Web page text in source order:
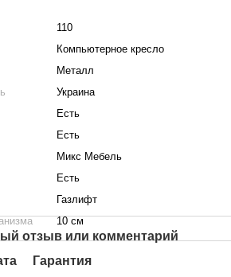
110
Компьютерное кресло
Металл
Украина
Есть
Есть
Микс Мебель
Есть
Газлифт
10 см
отзыв или комментарий
Гарантия